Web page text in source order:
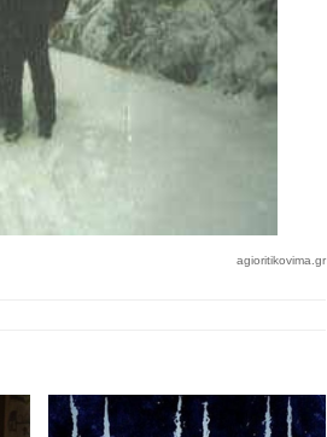
agioritikovima.gr